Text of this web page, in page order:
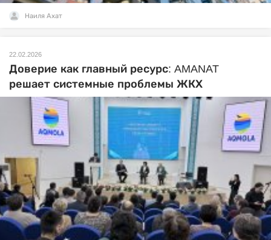
Наиля Ахат
22.02.2026
Доверие как главный ресурс: AMANAT
решает системные проблемы ЖКХ